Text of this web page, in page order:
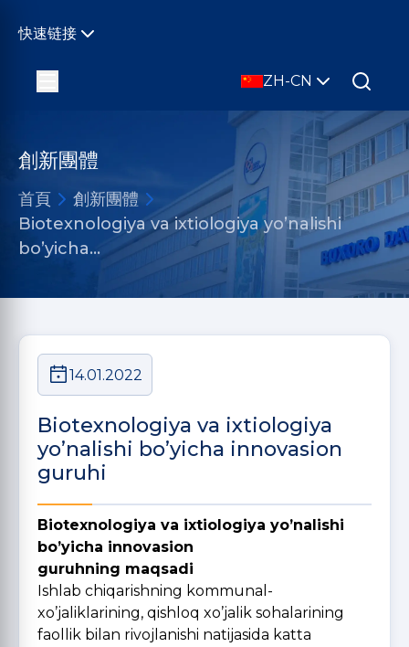
快速链接
ZH-CN
創新團體
首頁
創新團體
Biotexnologiya va ixtiologiya yo’nalishi
bo’yicha…
14.01.2022
Biotexnologiya va ixtiologiya
yo’nalishi bo’yicha innovasion
guruhi
Biotexnologiya va ixtiologiya yo’nalishi
bo’yicha innovasion
guruhning maqsadi
Ishlab chiqarishning kommunal-
xo’jaliklarining, qishloq xo’jalik sohalarining
faollik bilan rivojlanishi natijasida katta